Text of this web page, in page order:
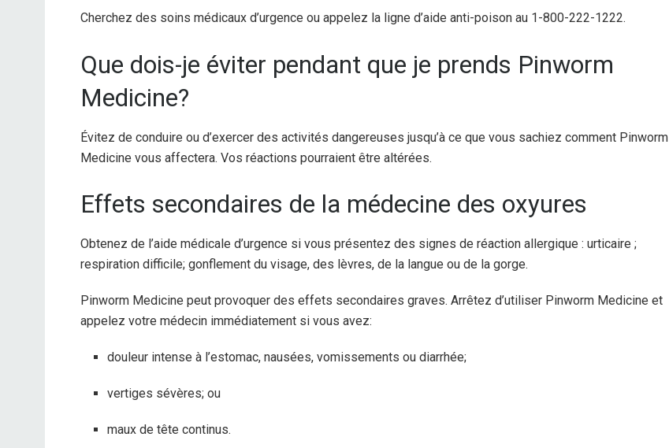
Cherchez des soins médicaux d’urgence ou appelez la ligne d’aide anti-poison au 1-800-222-1222.
Que dois-je éviter pendant que je prends Pinworm
Medicine?
Évitez de conduire ou d’exercer des activités dangereuses jusqu’à ce que vous sachiez comment Pinworm
Medicine vous affectera. Vos réactions pourraient être altérées.
Effets secondaires de la médecine des oxyures
Obtenez de l’aide médicale d’urgence si vous présentez des signes de réaction allergique : urticaire ;
respiration difficile; gonflement du visage, des lèvres, de la langue ou de la gorge.
Pinworm Medicine peut provoquer des effets secondaires graves. Arrêtez d’utiliser Pinworm Medicine et
appelez votre médecin immédiatement si vous avez:
douleur intense à l’estomac, nausées, vomissements ou diarrhée;
vertiges sévères; ou
maux de tête continus.